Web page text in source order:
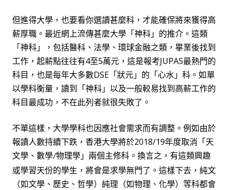
但進得大學，也要看你選讀甚麼科，才能確保將來獲得高
薪厚職。最近網上流傳甚麼大學「神科」的推介。這類
「神科」，包括醫科、法學、環球金融之類，畢業後找到
工作，起薪點往往有4至5萬元，這是報考JUPAS最熱門的
科目，也是每年大多數DSE 「狀元」的「心水」科。如單
以學科衡量，讀到「神科」以及一般較易找到高薪工作的
科目最成功，不在此列者就很失敗了。
不單這樣，大學學科也因應社會需求而有調整。例如由於
報讀人數持續下跌，香港大學將於2018/19年度取消「天
文學、數學/物理學」兩個主修科。換言之，有這類興趣
或學習天份的學生，將會是求學無門了。這樣下去，純文
（如文學、歷史、哲學）純理（如物理、化學）等科都會